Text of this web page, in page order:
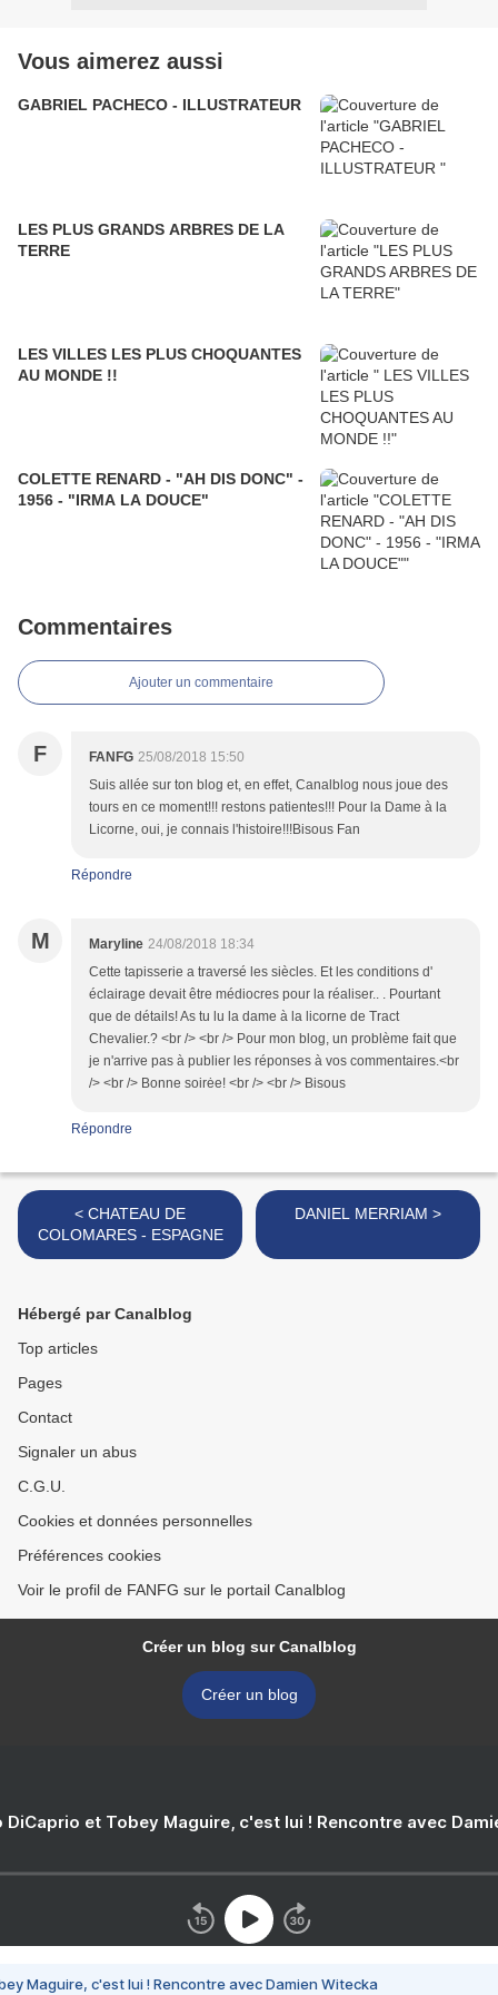
Vous aimerez aussi
GABRIEL PACHECO - ILLUSTRATEUR
LES PLUS GRANDS ARBRES DE LA
TERRE
LES VILLES LES PLUS CHOQUANTES
AU MONDE !!
COLETTE RENARD - "AH DIS DONC" -
1956 - "IRMA LA DOUCE"
Commentaires
Ajouter un commentaire
F FANFG 25/08/2018 15:50
Suis allée sur ton blog et, en effet, Canalblog nous joue des
tours en ce moment!!! restons patientes!!! Pour la Dame à la
Licorne, oui, je connais l'histoire!!!Bisous Fan
Répondre
M Maryline 24/08/2018 18:34
Cette tapisserie a traversé les siècles. Et les conditions d'
éclairage devait être médiocres pour la réaliser.. . Pourtant
que de détails! As tu lu la dame à la licorne de Tract
Chevalier.? <br /> <br /> Pour mon blog, un problème fait que
je n'arrive pas à publier les réponses à vos commentaires.<br
/> <br /> Bonne soirėe! <br /> <br /> Bisous
Répondre
< CHATEAU DE
COLOMARES - ESPAGNE
DANIEL MERRIAM >
Hébergé par Canalblog
Top articles
Pages
Contact
Signaler un abus
C.G.U.
Cookies et données personnelles
Préférences cookies
Voir le profil de FANFG sur le portail Canalblog
Créer un blog sur Canalblog
Créer un blog
DiCaprio et Tobey Maguire, c'est lui ! Rencontre avec
Maguire, c'est lui ! Rencontre avec Damien Witecka